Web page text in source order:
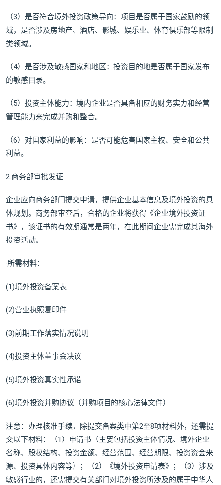
（3）是否符合境外投资政策导向：项目是否属于国家鼓励的领
域，是否涉及房地产、酒店、影城、娱乐业、体育俱乐部等限制
类领域。
（4）是否涉及敏感国家和地区：投资目的地是否属于国家发布
的敏感目录。
（5）投资主体能力：境内企业是否具备相应的财务实力和经营
管理能力来完成并购和整合。
（6）对国家利益的影响：是否可能危害国家主权、安全和公共
利益。
2.商务部审批发证
企业应向商务部门提交申请，提供企业基本信息及境外投资的具
体规划。商务部审查后，合格的企业将获得《企业境外投资证
书》，该证书的有效期通常是两年，在此期间企业需完成其海外
投资活动。
·所需材料：
(1)境外投资备案表
(2)营业执照复印件
(3)前期工作落实情况说明
(4)投资主体董事会决议
(5)境外投资真实性承诺
(6)境外投资并购协议（并购项目的核心法律文件）
注意：办理核准手续，除提交备案类中第2至8项材料外，还需提
交以下材料：（1）申请书（主要包括投资主体情况、境外企业
名称、股权结构、投资金额、经营范围、经营期限、投资资金来
源、投资具体内容等）；（2）《境外投资申请表》；（3）涉及
敏感行业的，还需提交有关部门对境外投资所涉及的属于中华人